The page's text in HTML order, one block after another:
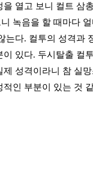
을 열고 보니 컬트 삼
녹음을 할 때마다
는다. 컬투의 성격과
이 있다. 두시탈출 컬
제 성격이라니 참 실
적인 부분이 있는 것